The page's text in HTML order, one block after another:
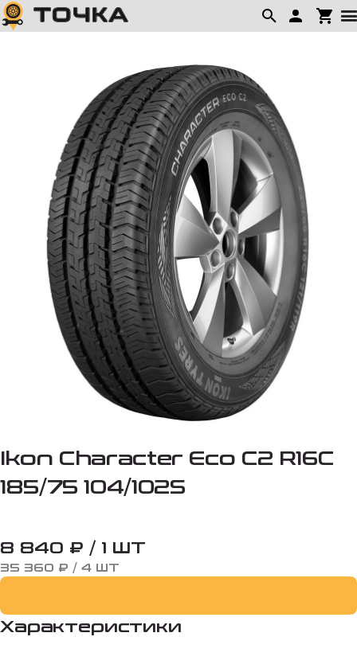
Ikon Character Eco C2 R16C
185/75 104/102S
8 840 ₽ / 1 ШТ
35 360 ₽ / 4 ШТ
Характеристики